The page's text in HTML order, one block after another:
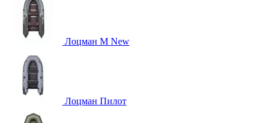
Лоцман М New
Лоцман Пилот